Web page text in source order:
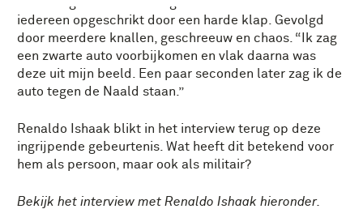
iedereen opgeschrikt door een harde klap. Gevolgd
door meerdere knallen, geschreeuw en chaos. “Ik zag
een zwarte auto voorbijkomen en vlak daarna was
deze uit mijn beeld. Een paar seconden later zag ik de
auto tegen de Naald staan.”
Renaldo Ishaak blikt in het interview terug op deze
ingrijpende gebeurtenis. Wat heeft dit betekend voor
hem als persoon, maar ook als militair?
Bekijk het interview met Renaldo Ishaak hieronder.